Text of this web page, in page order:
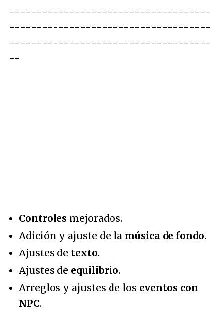
-------------------------------------
-------------------------------------
-------------------------------------
--
Controles mejorados.
Adición y ajuste de la música de fondo.
Ajustes de texto.
Ajustes de equilibrio.
Arreglos y ajustes de los eventos con
NPC.